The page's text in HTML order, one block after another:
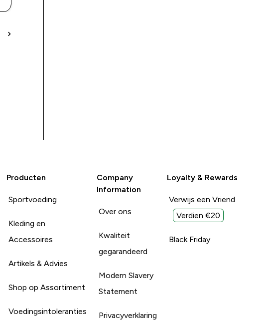
Producten
Sportvoeding
Kleding en
Accessoires
Artikels & Advies
Shop op Assortiment
Voedingsintoleranties
Company
Information
Over ons
Kwaliteit
gegarandeerd
Modern Slavery
Statement
Privacyverklaring
Loyalty & Rewards
Verwijs een Vriend
Verdien €20
Black Friday